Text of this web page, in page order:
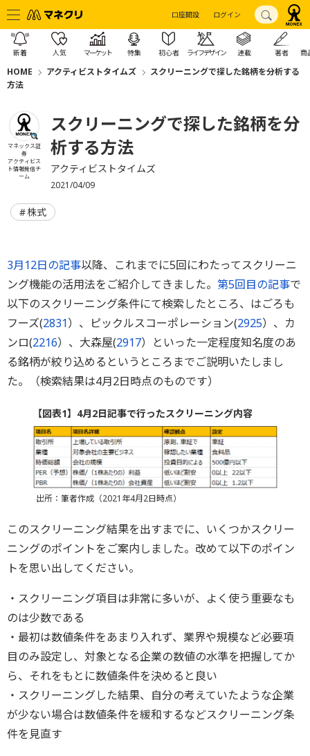
口座開設 ログイン
新着 人気 マーケット 特集 初心者 ライフデザイン 連載 著者 商
HOME アクティビストタイムズ
スクリーニングで探した銘柄を分析する
方法
マネックス証
券
アクティビス
ト情報発信チ
ーム
スクリーニングで探した銘柄を分
析する方法
アクティビストタイムズ
2021/04/09
株式
3月12日の記事以降、これまでに5回にわたってスクリーニ
ング機能の活用法をご紹介してきました。 第5回目の記事で
以下のスクリーニング条件にて検索したところ、はごろも
フーズ(2831）、ピックルスコーポレーション(2925）、カ
ンロ(2216）、大森屋(2917）といった一定程度知名度のあ
る銘柄が絞り込めるというところまでご説明いたしまし
た。（検索結果は4月2日時点のものです）
【図表1】4月2日記事で行ったスクリーニング内容
出所：筆者作成（2021年4月2日時点）
このスクリーニング結果を出すまでに、いくつかスクリー
ニングのポイントをご案内しました。改めて以下のポイン
トを思い出してください。
・スクリーニング項目は非常に多いが、よく使う重要なも
のは少数である
・最初は数値条件をあまり入れず、業界や規模など必要項
目のみ設定し、対象となる企業の数値の水準を把握してか
ら、それをもとに数値条件を決めると良い
・スクリーニングした結果、自分の考えていたような企業
が少ない場合は数値条件を緩和するなどスクリーニング条
件を見直す